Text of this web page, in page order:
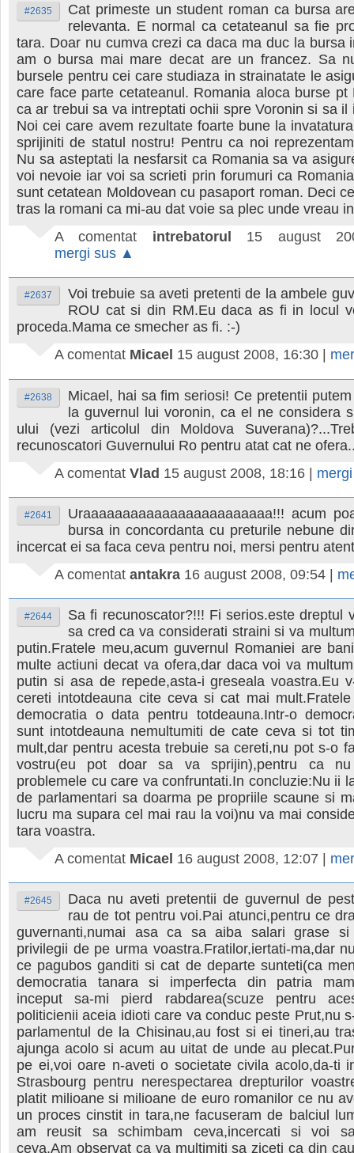
#2635
Cat primeste un student roman ca bursa
relevanta. E normal ca cetateanul sa fie
tara. Doar nu cumva crezi ca daca ma duc la bursa
am o bursa mai mare decat are un francez. Sa
bursele pentru cei care studiaza in strainatate le
care face parte cetateanul. Romania aloca burse pt
ca ar trebui sa va intreptati ochii spre Voronin si sa il
Noi cei care avem rezultate foarte bune la
sprijiniti de statul nostru! Pentru ca noi
Nu sa asteptati la nesfarsit ca Romania sa va
voi nevoie iar voi sa scrieti prin forumuri ca
sunt cetatean Moldovean cu pasaport roman. Deci
tras la romani ca mi-au dat voie sa plec unde vreau
A comentat intrebatorul
15 august
mergi sus ▲
#2637
Voi trebuie sa aveti pretenti de la ambele
ROU cat si din RM.Eu daca as fi in locul
proceda.Mama ce smecher as fi. :-)
A comentat Micael 15 august 2008, 16:30
#2638
Micael, hai sa fim seriosi! Ce pretentii
la guvernul lui voronin, ca el ne considera
ului (vezi articolul din Moldova
recunoscatori Guvernului Ro pentru atat cat ne
A comentat Vlad 15 august 2008, 18:16 |
#2641
Uraaaaaaaaaaaaaaaaaaaaaaaa!!! acum
bursa in concordanta cu preturile nebune
incercat ei sa faca ceva pentru noi, mersi pentru
A comentat antakra 16 august 2008, 09:54 |
#2644
Sa fi recunoscator?!!! Fi serios.este dreptul
sa cred ca va considerati straini si va
putin.Fratele meu,acum guvernul Romaniei are
multe actiuni decat va ofera,dar daca voi va
putin si asa de repede,asta-i greseala voastra.Eu
cereti intotdeauna cite ceva si cat mai mult.Fratele
democratia o data pentru totdeauna.Intr-o
sunt intotdeauna nemultumiti de cate ceva si tot
mult,dar pentru acesta trebuie sa cereti,nu pot s-o
vostru(eu pot doar sa va sprijin),pentru ca
problemele cu care va confruntati.In concluzie:Nu ii
de parlamentari sa doarma pe propriile scaune si
lucru ma supara cel mai rau la voi)nu va mai
tara voastra.
A comentat Micael 16 august 2008, 12:07
#2645
Daca nu aveti pretentii de guvernul de
rau de tot pentru voi.Pai atunci,pentru ce
guvernanti,numai asa ca sa aiba salari grase si
privilegii de pe urma voastra.Fratilor,iertati-ma,dar
ce pagubos ganditi si cat de departe sunteti(ca
democratia tanara si imperfecta din patria
inceput sa-mi pierd rabdarea(scuze pentru
politicienii aceia idioti care va conduc peste Prut,nu
parlamentul de la Chisinau,au fost si ei tineri,au
ajunga acolo si acum au uitat de unde au
pe ei,voi oare n-aveti o societate civila acolo,da-ti
Strasbourg pentru nerespectarea drepturilor
platit milioane si milioane de euro romanilor ce nu
un proces cinstit in tara,ne facuseram de balciul
am reusit sa schimbam ceva,incercati si voi
ceva.Am observat ca va multimiti sa ziceti ca din